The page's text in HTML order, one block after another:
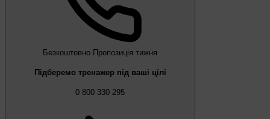
Безкоштовно Пропозиція тижня
Підберемо тренажер під ваші цілі
0 800 330 295